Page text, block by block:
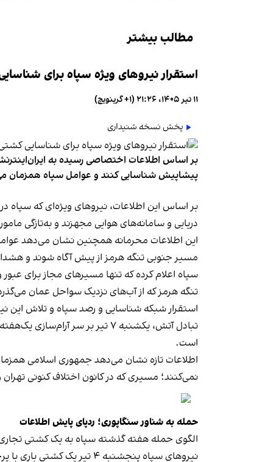
مطالب بیشتر
استقرار نیروهای ویژه سپاه برای
۱۱ تیر ۱۴۰۵، ۲۱:۲۶ (‎+۱ گرینویچ)
پخش نسخه شنیداری
بر اساس اطلاعات اختصاصی رسیده به
پیشاپیش شناسایی کنند و عوامل سپاه همزمان
بر اساس این اطلاعات، نیروهای ویژه‌ای که
دریایی و سامانه‌های هوایی مجهزند و به‌تازگی
این اطلاعات محرمانه همچنین نشان می‌دهد
مسیر جنوبی تنگه هرمز از پیش آگاه شوند و
سپاه اعلام کرده که تنها مسیرهای مجاز برای
تنگه هرمز که از آب‌های نزدیک سواحل عمان می‌گذرد
استقرار شبکه شناسایی و رصد سپاه و تلاش این
تبادل آتش، یکشنبه ۷ تیر بر
است.
اطلاعات تازه نشان می‌دهد جمهوری اسلامی
نمی‌کنند؛ مسیری که در کانون اختلاف کنونی
حمله به شناور سنگاپوری؛ ردپای پایش اطلاعات
الگوی حمله هفته گذشته سپاه به یک کشتی تجاری
نیروهای سپاه پنجشنبه ۴ تیر یک کشتی باری با پرچم سنگاپور را در تنگه هرمز و در نزدیکی سواحل عمان